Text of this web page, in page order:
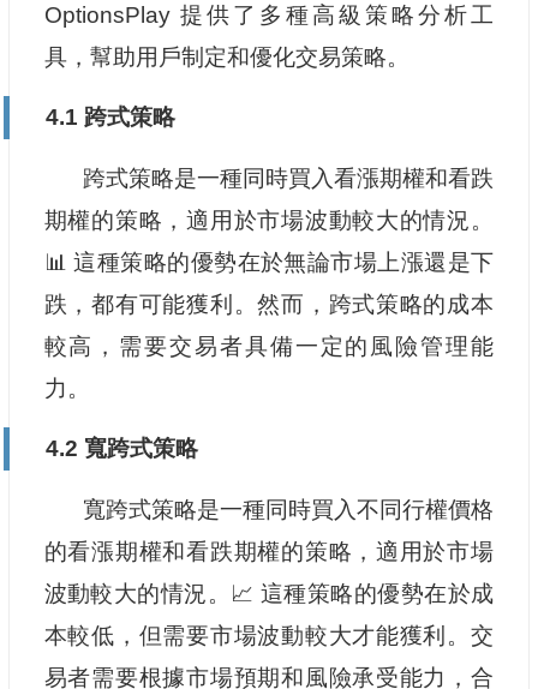
OptionsPlay 提供了多種高級策略分析工
具，幫助用戶制定和優化交易策略。
4.1 跨式策略
跨式策略是一種同時買入看漲期權和看跌
期權的策略，適用於市場波動較大的情況。
📊 這種策略的優勢在於無論市場上漲還是下
跌，都有可能獲利。然而，跨式策略的成本
較高，需要交易者具備一定的風險管理能
力。
4.2 寬跨式策略
寬跨式策略是一種同時買入不同行權價格
的看漲期權和看跌期權的策略，適用於市場
波動較大的情況。📈 這種策略的優勢在於成
本較低，但需要市場波動較大才能獲利。交
易者需要根據市場預期和風險承受能力，合